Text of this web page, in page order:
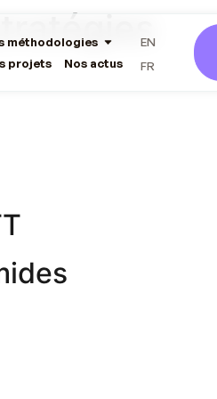
méthodologies
projets
Nos actus
EN
FR